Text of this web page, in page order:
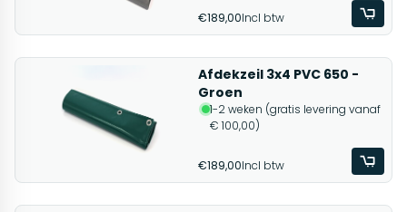
€189,00Incl btw
Afdekzeil 3x4 PVC 650 -
Groen
1-2 weken (gratis levering vanaf
€ 100,00)
€189,00Incl btw